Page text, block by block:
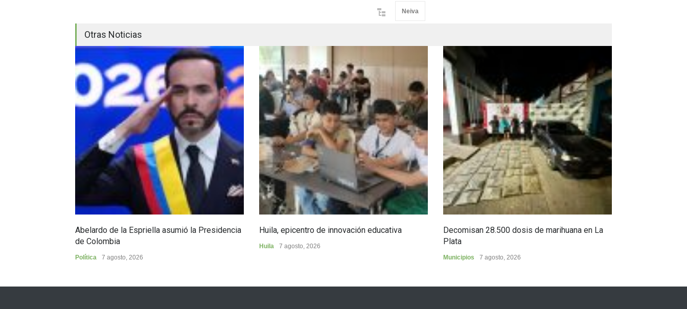
Neiva
Otras Noticias
Abelardo de la Espriella asumió la Presidencia
de Colombia
Política 7 agosto, 2026
Huila, epicentro de innovación educativa
Huila 7 agosto, 2026
Decomisan 28.500 dosis de marihuana en La
Plata
Municipios 7 agosto, 2026